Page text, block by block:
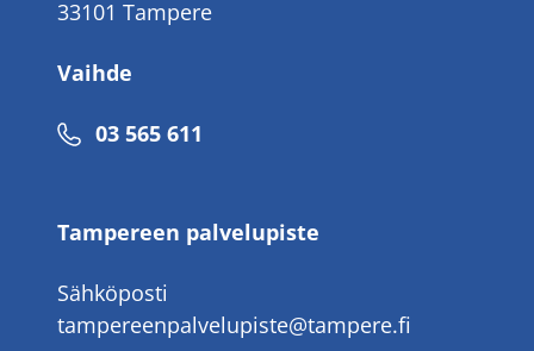
33101 Tampere
Vaihde
Puhelinnumero
03 565 611
Tampereen palvelupiste
Sähköposti
tampereenpalvelupiste@tampere.fi